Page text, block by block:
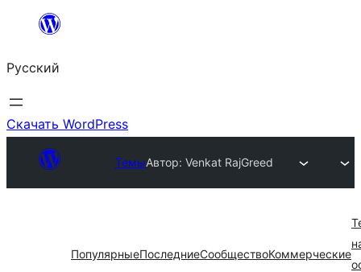
Перейти
содержимому
Русский
Скачать WordPress
ТемыАвтор: Venkat RajGreed
ПопулярныеПоследниеСообществоКоммерческие